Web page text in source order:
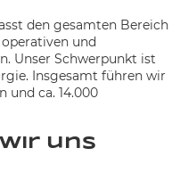
den gesamten Bereich
und
Unser Schwerpunkt ist
Insgesamt führen wir
und ca. 14.000
wir uns